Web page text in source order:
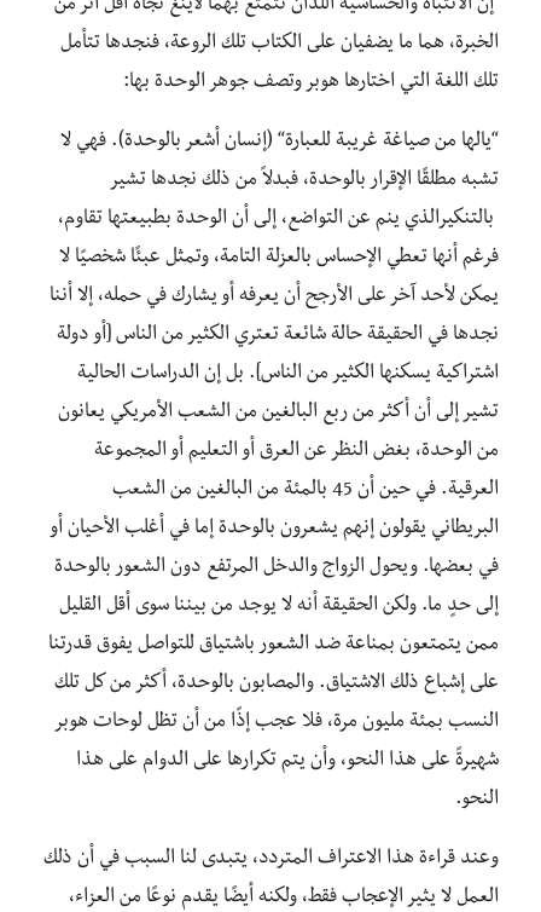
إن الانتباه والحساسية اللذان تتمتع بهما لاينغ تجاه أقل أثر من
الخبرة، هما ما يضفيان على الكتاب تلك الروعة، فنجدها تتأمل
تلك اللغة التي اختارها هوبر وتصف جوهر الوحدة بها:
“يالها من صياغة غريبة للعبارة“
(إنسان أشعر بالوحدة)
. فهي لا
تشبه مطلقًا الإقرار بالوحدة، فبدلاً من ذلك نجدها تشير
بالتنكيرالذي ينم عن التواضع، إلى أن الوحدة بطبيعتها تقاوم،
فرغم أنها تعطي الإحساس بالعزلة التامة، وتمثل عبئًا شخصيًا لا
يمكن لأحد آخر على الأرجح أن يعرفه أو يشارك في حمله، إلا أننا
نجدها في الحقيقة حالة شائعة تعتري الكثير من الناس [أو دولة
اشتراكية يسكنها الكثير من الناس]. بل إن الدراسات الحالية
تشير إلى أن أكثر من ربع البالغين من الشعب الأمريكي يعانون
من الوحدة، بغض النظر عن العرق أو التعليم أو المجموعة
العرقية.
في حين أن 45 بالمئة من البالغين من الشعب
البريطاني يقولون إنهم يشعرون بالوحدة إما في أغلب الأحيان أو
في بعضها. ويحول الزواج والدخل المرتفع دون الشعور بالوحدة
إلى حدٍ ما. ولكن الحقيقة أنه لا يوجد من بيننا سوى أقل القليل
ممن يتمتعون بمناعة ضد الشعور باشتياق للتواصل يفوق قدرتنا
على إشباع ذلك الاشتياق. والمصابون بالوحدة، أكثر من كل تلك
النسب بمئة مليون مرة، فلا عجب إذًا من أن تظل لوحات هوبر
شهيرة على هذا النحو، وأن يتم تكرارها على الدوام على هذا
النحو.
وعند قراءة هذا الاعتراف المتردد، يتبدى لنا السبب في أن ذلك
العمل لا يثير الإعجاب فقط، ولكنه أيضًا يقدم نوعًا من العزاء،